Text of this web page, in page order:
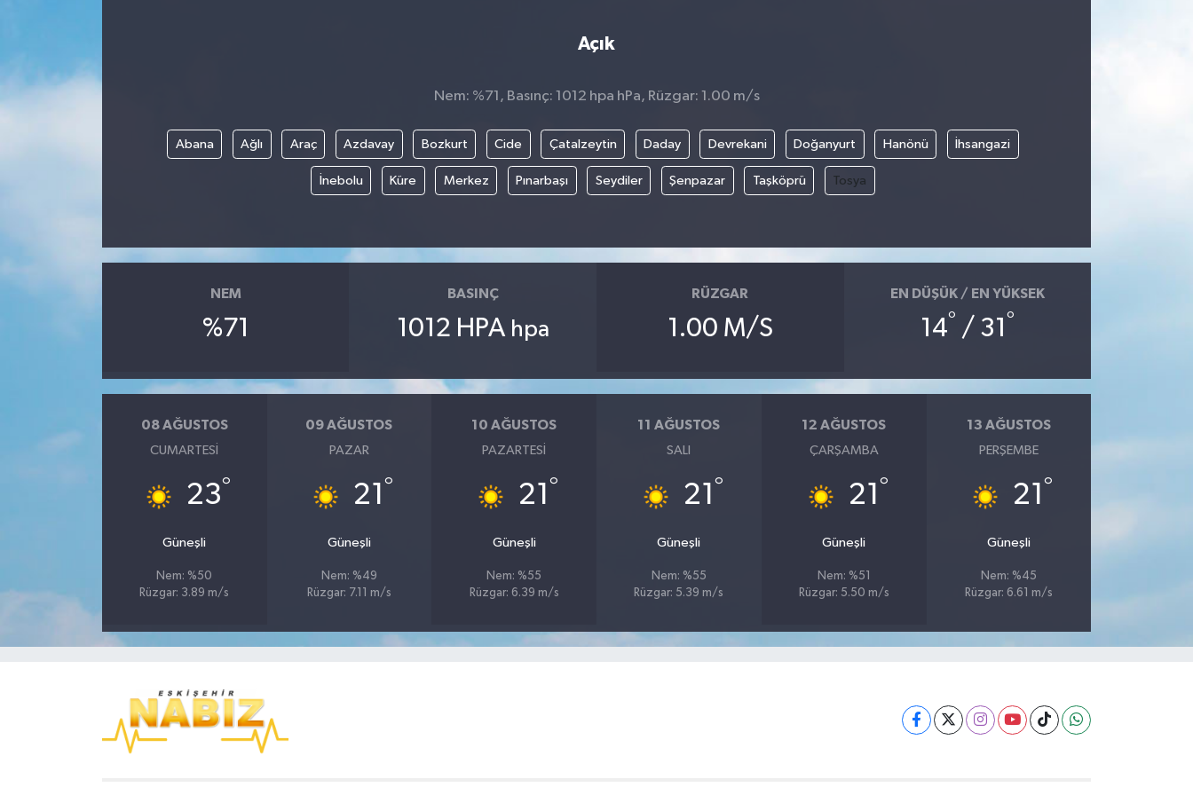
Açık
Nem: %71, Basınç: 1012 hpa hPa, Rüzgar: 1.00 m/s
Abana Ağlı Araç Azdavay Bozkurt Cide Çatalzeytin Daday Devrekani Doğanyurt Hanönü İhsangazi
İnebolu Küre Merkez Pınarbaşı Seydiler Şenpazar Taşköprü Tosya
NEM
%71
BASINÇ
1012 HPA hpa
RÜZGAR
1.00 M/S
EN DÜŞÜK / EN YÜKSEK
14° / 31°
08 AĞUSTOS
CUMARTESI
23°
Güneşli
Nem: %50
Rüzgar: 3.89 m/s
09 AĞUSTOS
PAZAR
21 °
Güneşli
Nem: %49
Rüzgar: 7.11 m/s
10 AĞUSTOS
PAZARTESI
21 °
Güneşli
Nem: %55
Rüzgar: 6.39 m/s
11 AĞUSTOS
SALI
21 °
Güneşli
Nem: %55
Rüzgar: 5.39 m/s
12 AĞUSTOS
ÇARŞAMBA
21 °
Güneşli
Nem: %51
Rüzgar: 5.50 m/s
13 AĞUSTOS
PERŞEMBE
21 °
Güneşli
Nem: %45
Rüzgar: 6.61 m/s
Kültür Sanat
Yurttan